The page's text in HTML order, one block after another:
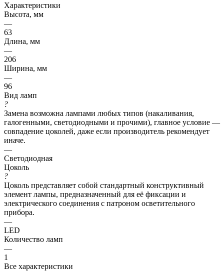
Характеристики
Высота, мм
—
63
Длина, мм
—
206
Ширина, мм
—
96
Вид ламп
?
Замена возможна лампами любых типов (накаливания,
галогенными, светодиодными и прочими), главное условие —
совпадение цоколей, даже если производитель рекомендует
иначе.
—
Светодиодная
Цоколь
?
Цоколь представляет собой стандартный конструктивный
элемент лампы, предназначенный для её фиксации и
электрического соединения с патроном осветительного
прибора.
—
LED
Количество ламп
—
1
Все характеристики